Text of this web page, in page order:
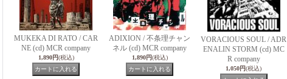
MUKEKA DI RATO / CAR
NE (cd) MCR company
1,890円(税込)
ADIXION / 不条理チャン
ネル (cd) MCR company
1,890円(税込)
VORACIOUS SOUL / ADR
ENALIN STORM (cd) MC
R company
1,050円(税込)